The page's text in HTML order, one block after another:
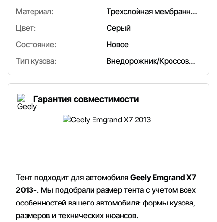
Материал:
Трехслойная мембранная ткань/полипропилен
Цвет:
Серый
Состояние:
Новое
Тип кузова:
Внедорожник/Кроссовер
Гарантия совместимости
Тент подходит для автомобиля Geely Emgrand Х7
2013-. Мы подобрали размер тента с учетом всех
особенностей вашего автомобиля: формы кузова,
размеров и технических нюансов.